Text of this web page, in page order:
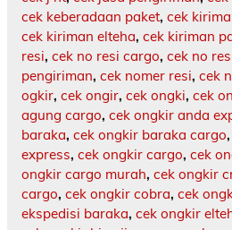
cek keberadaan paket, cek
cek kiriman elteha, cek kiriman
resi, cek no resi cargo, cek no
pengiriman, cek nomer resi, cek
ogkir, cek ongir, cek ongki, cek
agung cargo, cek ongkir anda
baraka, cek ongkir baraka cargo,
express, cek ongkir cargo, cek
ongkir cargo murah, cek ongkir
cargo, cek ongkir cobra, cek
ekspedisi baraka, cek ongkir